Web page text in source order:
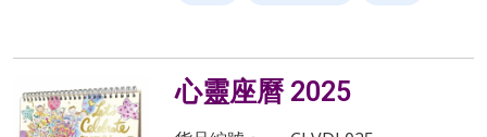
心靈座曆 2025